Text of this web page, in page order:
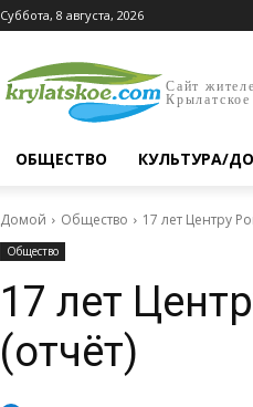
Суббота, 8 августа, 2026
Сайт
Крылатское
ОБЩЕСТВО КУЛЬТУРА/
Домой Общество 17 лет Центру
Общество
17 лет
(отчёт)